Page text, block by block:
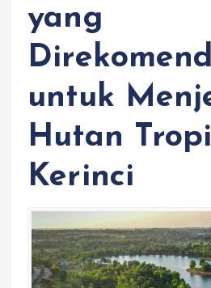
yang
untuk
Hutan
Kerinci